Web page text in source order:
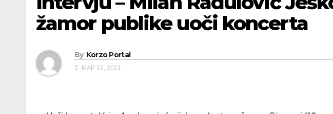
žamor publike uoči koncerta
By Korzo Portal
МАР 12, 2021